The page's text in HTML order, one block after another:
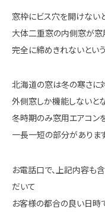
窓枠にビス穴を開けない
大体二重窓の内側窓が窓
完全に締めきれないとい
北海道の窓は冬の寒さに
外側窓しか機能しないと
冬時期のみ窓用エアコン
一長一短の部分があります
お電話口で、上記内容も
だいて
お客様の都合の良い日時